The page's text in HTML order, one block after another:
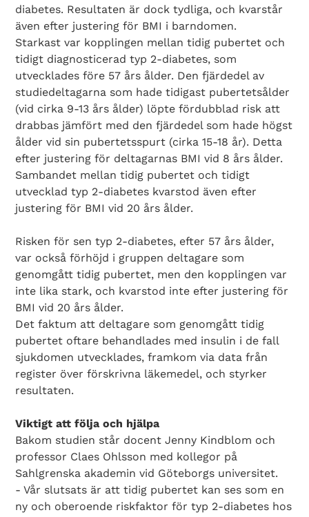
diabetes. Resultaten är dock tydliga, och kvarstår
även efter justering för BMI i barndomen.
Starkast var kopplingen mellan tidig pubertet och
tidigt diagnosticerad typ 2-diabetes, som
utvecklades före 57 års ålder. Den fjärdedel av
studiedeltagarna som hade tidigast pubertetsålder
(vid cirka 9-13 års ålder) löpte fördubblad risk att
drabbas jämfört med den fjärdedel som hade högst
ålder vid sin pubertetsspurt (cirka 15-18 år). Detta
efter justering för deltagarnas BMI vid 8 års ålder.
Sambandet mellan tidig pubertet och tidigt
utvecklad typ 2-diabetes kvarstod även efter
justering för BMI vid 20 års ålder.
Risken för sen typ 2-diabetes, efter 57 års ålder,
var också förhöjd i gruppen deltagare som
genomgått tidig pubertet, men den kopplingen var
inte lika stark, och kvarstod inte efter justering för
BMI vid 20 års ålder.
Det faktum att deltagare som genomgått tidig
pubertet oftare behandlades med insulin i de fall
sjukdomen utvecklades, framkom via data från
register över förskrivna läkemedel, och styrker
resultaten.
Viktigt att följa och hjälpa
Bakom studien står docent Jenny Kindblom och
professor Claes Ohlsson med kollegor på
Sahlgrenska akademin vid Göteborgs universitet.
- Vår slutsats är att tidig pubertet kan ses som en
ny och oberoende riskfaktor för typ 2-diabetes hos